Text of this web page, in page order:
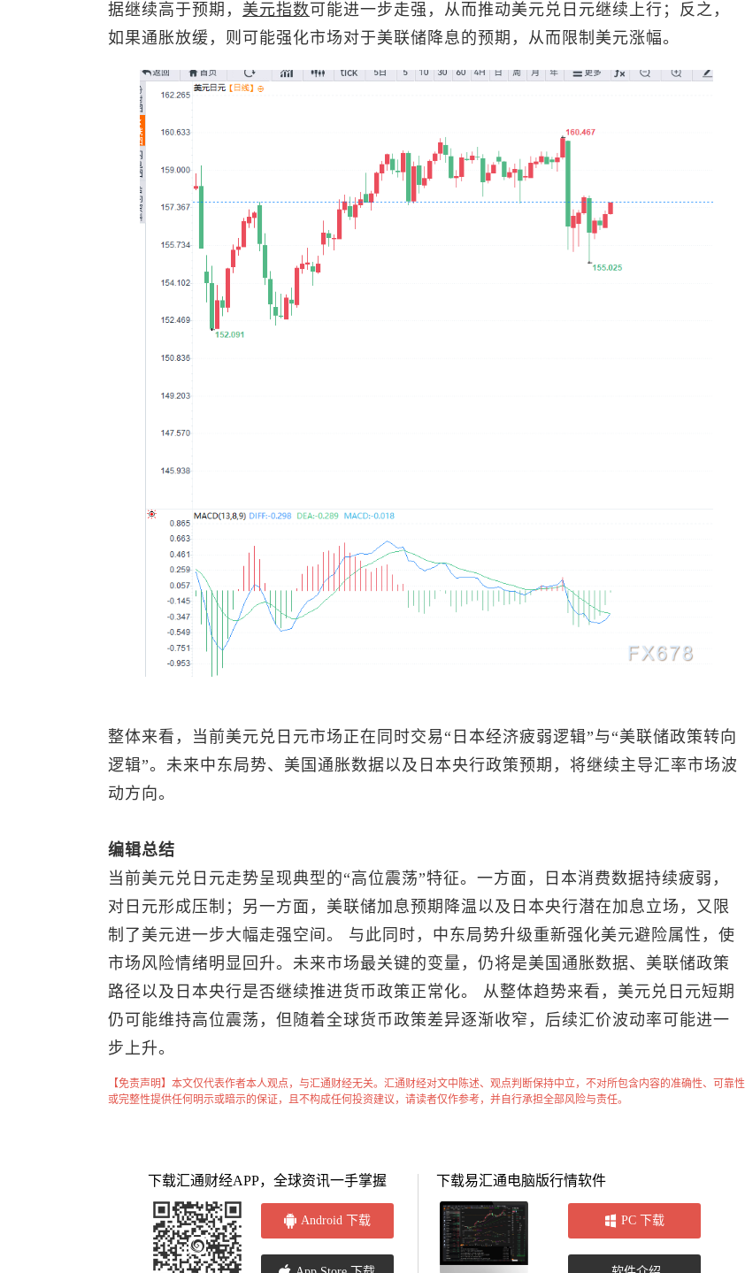
据继续高于预期， 美元指数 可能进一步走强，从而推动美元兑日元继续上行；反之，
如果通胀放缓，则可能强化市场对于美联储降息的预期，从而限制美元涨幅。
整体来看，当前美元兑日元市场正在同时交易“日本经济疲弱逻辑”与“美联储政策转向
逻辑”。未来中东局势、美国通胀数据以及日本央行政策预期，将继续主导汇率市场波
动方向。
编辑总结
当前美元兑日元走势呈现典型的“高位震荡”特征。一方面，日本消费数据持续疲弱，
对日元形成压制；另一方面，美联储加息预期降温以及日本央行潜在加息立场，又限
制了美元进一步大幅走强空间。 与此同时，中东局势升级重新强化美元避险属性，使
市场风险情绪明显回升。未来市场最关键的变量，仍将是美国通胀数据、美联储政策
路径以及日本央行是否继续推进货币政策正常化。 从整体趋势来看， 美元兑日元短期
仍可能维持高位震荡，但随着全球货币政策差异逐渐收窄，后续汇价波动率可能进一
步上升。
【免责声明】本文仅代表作者本人观点，与汇通财经无关。汇通财经对文中陈述、观点判断保持中立，不对所包含内容的准确性、可靠性
或完整性提供任何明示或暗示的保证，且不构成任何投资建议，请读者仅作参考，并自行承担全部风险与责任。
下载汇通财经APP，全球资讯一手掌握
Android 下载
下载易汇通电脑版行情软件
PC 下载